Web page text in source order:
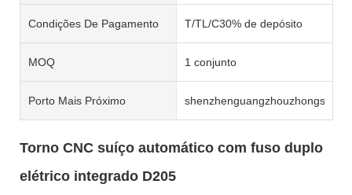
Condições De Pagamento T/TL/C30% de depósito
MOQ 1 conjunto
Porto Mais Próximo shenzhenguangzhouzhongshan
Torno CNC suíço automático com fuso duplo
elétrico integrado D205